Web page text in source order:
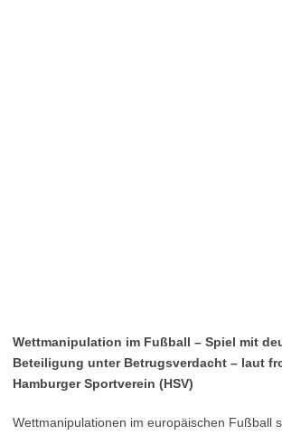
Wettmanipulation im Fußball – Spiel mit
Beteiligung unter Betrugsverdacht – laut
Hamburger Sportverein (HSV)
Wettmanipulationen im europäischen Fußball